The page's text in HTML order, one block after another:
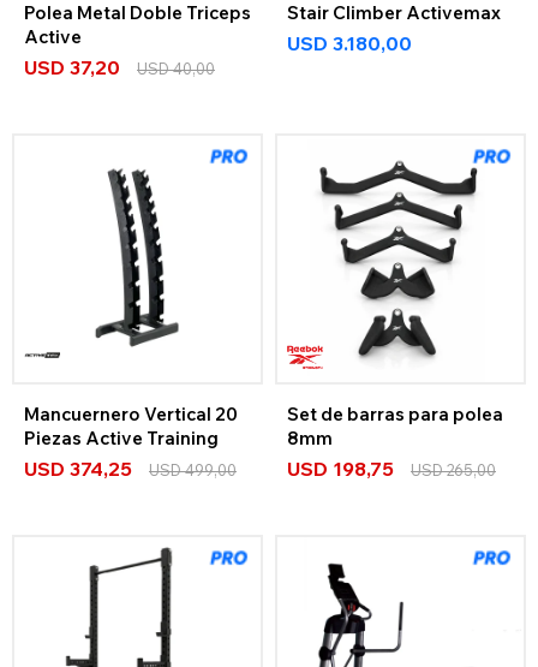
Polea Metal Doble Triceps
Active
USD 37,20 USD40,00
Stair Climber Activemax
USD 3.180,00
Mancuernero Vertical 20
Piezas Active Training
USD 374,25 USD499,00
Set de barras para polea
8mm
USD 198,75 USD265,00